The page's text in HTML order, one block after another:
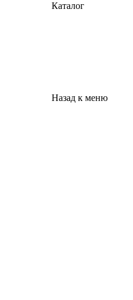
Каталог
Назад к меню